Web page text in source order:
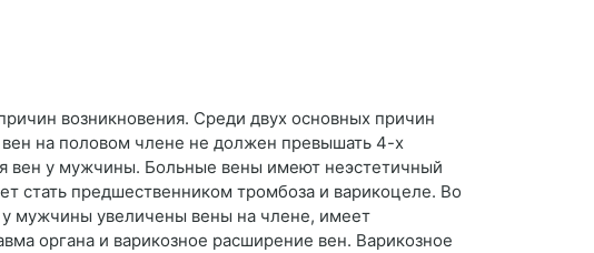
возникновения. Среди двух основных причин
на половом члене не должен превышать 4-х
вен у мужчины. Больные вены имеют неэстетичный
стать предшественником тромбоза и варикоцеле. Во
у мужчины увеличены вены на члене, имеет
органа и варикозное расширение вен. Варикозное